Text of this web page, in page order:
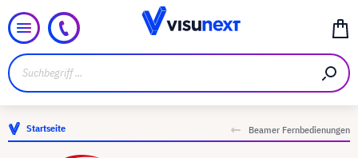
Startseite Beamer Fernbedienungen